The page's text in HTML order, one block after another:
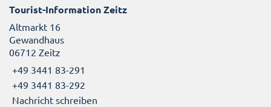
Tourist-Information Zeitz
Altmarkt 16
Gewandhaus
06712 Zeitz
+49 3441 83-291
+49 3441 83-292
Nachricht schreiben